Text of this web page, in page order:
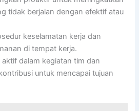
tidak berjalan dengan efektif atau
keselamatan kerja dan
di tempat kerja.
aktif dalam kegiatan tim dan
untuk mencapai tujuan